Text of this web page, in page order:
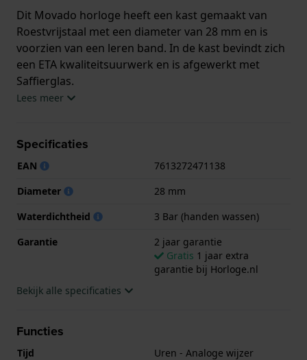
Dit Movado horloge heeft een kast gemaakt van
Roestvrijstaal met een diameter van 28 mm en is
voorzien van een leren band. In de kast bevindt zich
een ETA kwaliteitsuurwerk en is afgewerkt met
Saffierglas.
geleverd met 2 jaar garantie.
Lees meer
Specificaties
EAN
7613272471138
Diameter
28 mm
Waterdichtheid
3 Bar (handen wassen)
Garantie
2 jaar garantie
Gratis 1 jaar extra
garantie bij Horloge.nl
Bekijk alle specificaties
Functies
Tijd
Uren - Analoge wijzer